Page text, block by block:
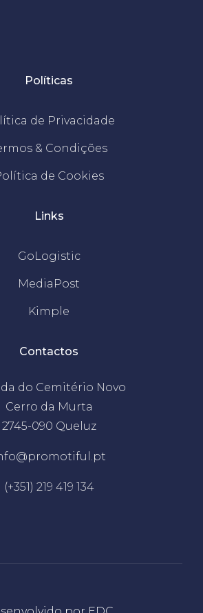
Políticas
de Privacidade
& Condições
de Cookies
Links
GoLogistic
MediaPost
Kimple
Contactos
do Cemitério Novo
Cerro da Murta
2745-090 Queluz
(+351) 219 419 134